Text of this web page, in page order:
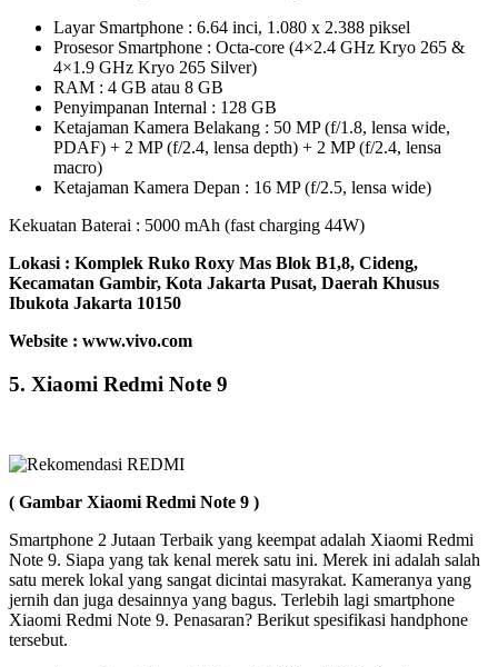
Layar Smartphone : 6.64 inci, 1.080 x 2.388 piksel
Prosesor Smartphone : Octa-core (4×2.4 GHz Kryo 265 &
4×1.9 GHz Kryo 265 Silver)
RAM : 4 GB atau 8 GB
Penyimpanan Internal : 128 GB
Ketajaman Kamera Belakang : 50 MP (f/1.8, lensa wide,
PDAF) + 2 MP (f/2.4, lensa depth) + 2 MP (f/2.4, lensa
macro)
Ketajaman Kamera Depan : 16 MP (f/2.5, lensa wide)
Kekuatan Baterai : 5000 mAh (fast charging 44W)
Lokasi : Komplek Ruko Roxy Mas Blok B1,8, Cideng,
Kecamatan Gambir, Kota Jakarta Pusat, Daerah Khusus
Ibukota Jakarta 10150
Website : www.vivo.com
5. Xiaomi Redmi Note 9
( Gambar Xiaomi Redmi Note 9 )
Smartphone 2 Jutaan Terbaik yang keempat adalah Xiaomi Redmi
Note 9. Siapa yang tak kenal merek satu ini. Merek ini adalah salah
satu merek lokal yang sangat dicintai masyrakat. Kameranya yang
jernih dan juga desainnya yang bagus. Terlebih lagi smartphone
Xiaomi Redmi Note 9. Penasaran? Berikut spesifikasi handphone
tersebut.